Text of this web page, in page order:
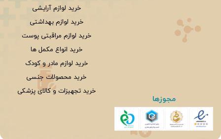
مجوزها
خرید لوازم آرایشی
خرید لوازم بهداشتی
خرید لوازم مراقبتی پوست
خرید انواع مکمل ها
خرید لوازم مادر و کودک
خرید محصولات جنسی
خرید تجهیزات و کالای پزشکی